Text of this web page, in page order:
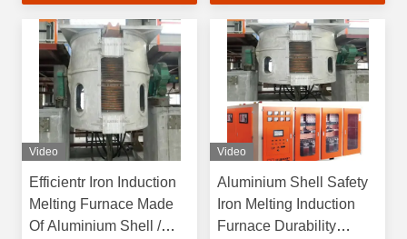
Video
Efficientr Iron Induction
Melting Furnace Made
Of Aluminium Shell /
Video
Aluminium Shell Safety
Iron Melting Induction
Furnace Durability